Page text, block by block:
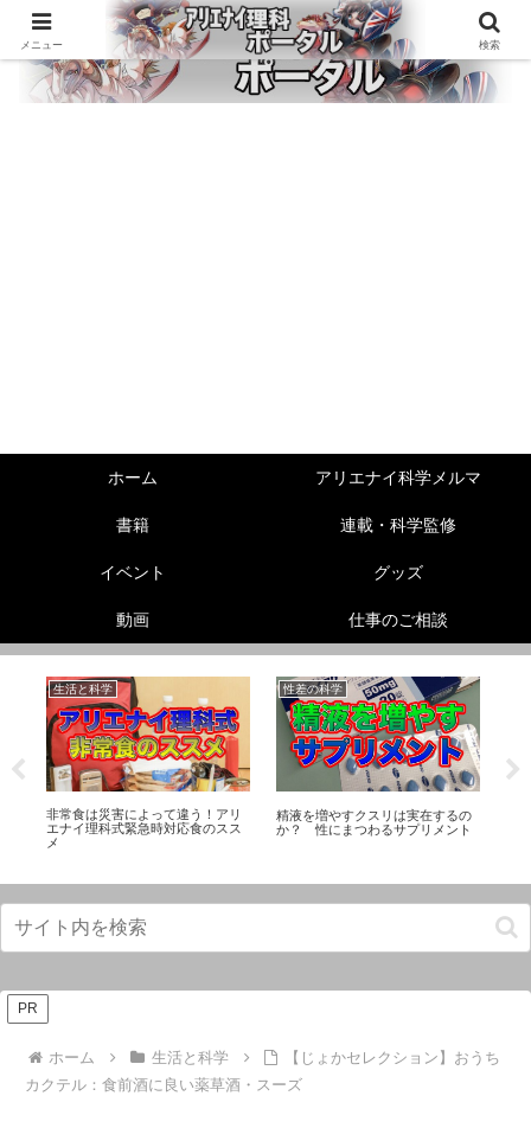
ホーム アリエナイ科学メルマ
書籍 連載・科学監修
イベント グッズ
動画 仕事のご相談
生活と科学
非常食は災害によって違う！アリ
エナイ理科式緊急時対応食のスス
メ
性差の科学
精液を増やすクスリは実在するの
か？ 性にまつわるサプリメント
PR
ホーム 生活と科学
【じょかセレクション】おうち
カクテル：食前酒に良い薬草酒・スーズ
メニュー 検索